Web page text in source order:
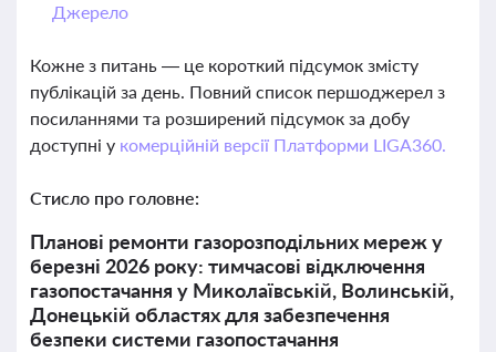
Джерело
Кожне з питань — це короткий підсумок змісту
публікацій за день. Повний список першоджерел з
посиланнями та розширений підсумок за добу
доступні у комерційній версії Платформи LIGA360.
Стисло про головне:
Планові ремонти газорозподільних мереж у
березні 2026 року: тимчасові відключення
газопостачання у Миколаївській, Волинській,
Донецькій областях для забезпечення
безпеки системи газопостачання